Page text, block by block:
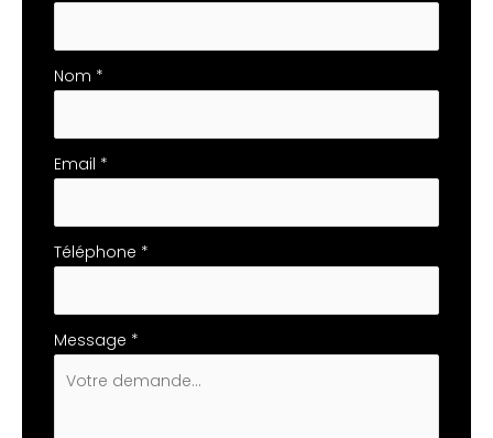
téléphone
Nom *
Email *
Téléphone *
Message *